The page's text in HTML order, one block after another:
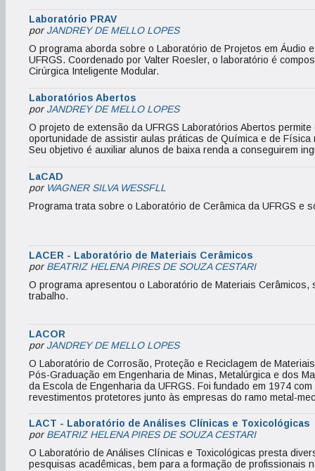
Laboratório PRAV
porJANDREY DE MELLO LOPES
O programa aborda sobre o Laboratório de Projetos em Áudio
UFRGS. Coordenado por Valter Roesler, o laboratório é
Cirúrgica Inteligente Modular.
Laboratórios Abertos
porJANDREY DE MELLO LOPES
O projeto de extensão da UFRGS Laboratórios Abertos
oportunidade de assistir aulas práticas de Química e de
Seu objetivo é auxiliar alunos de baixa renda a conseguirem
LaCAD
por WAGNER SILVA WESSFLL
Programa trata sobre o Laboratório de Cerâmica da UFRGS e
LACER - Laboratório de Materiais Cerâmicos
porBEATRIZ HELENA PIRES DE SOUZA CESTARI
O programa apresentou o Laboratório de Materiais
trabalho.
LACOR
porJANDREY DE MELLO LOPES
O Laboratório de Corrosão, Proteção e Reciclagem de
Pós-Graduação em Engenharia de Minas, Metalúrgica e dos
da Escola de Engenharia da UFRGS. Foi fundado em 1974
revestimentos protetores junto às empresas do ramo metal-
LACT - Laboratório de Análises Clínicas e Toxicológicas
porBEATRIZ HELENA PIRES DE SOUZA CESTARI
O Laboratório de Análises Clínicas e Toxicológicas presta
pesquisas acadêmicas, bem para a formação de profissionais